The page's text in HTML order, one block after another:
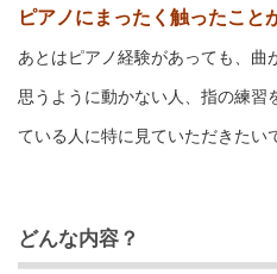
ピアノにまったく触ったこと
あとはピアノ経験があっても、曲
思うように動かない人、指の練習
ている人に特に見ていただきたい
どんな内容？